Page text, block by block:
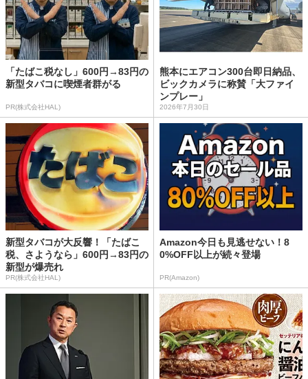
「たばこ税なし」600円→83円の
新型タバコに喫煙者群がる
PR(株式会社HAL)
熊本にエアコン300台即日納品、
ビックカメラに称賛「大ファイ
ンプレー」
2026年7月30日
新型タバコが大反響！「たばこ
税、さようなら」600円→83円の
新型が爆売れ
PR(株式会社HAL)
Amazon今日も見逃せない！8
0%OFF以上が続々登場
PR(Amazon)